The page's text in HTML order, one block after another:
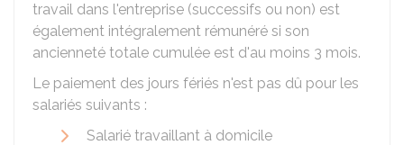
travail dans l'entreprise (successifs ou non) est
également intégralement rémunéré si son
ancienneté totale cumulée est d'au moins 3 mois.
Le paiement des jours fériés n'est pas dû pour les
salariés suivants :
Salarié travaillant à domicile